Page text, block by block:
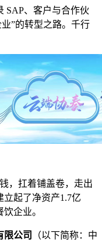
SAP、客户与合作伙
”的转型之路。千行
，扛着铺盖卷，走出
起了净资产1.7亿
企业。
限公司
（以下简称：中